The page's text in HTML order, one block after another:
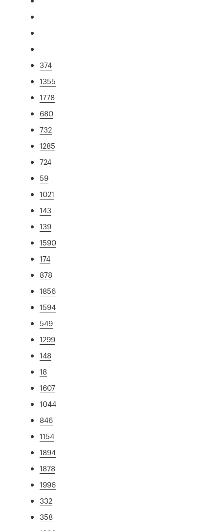
374
1355
1778
680
732
1285
724
59
1021
143
139
1590
174
878
1856
1594
549
1299
148
18
1607
1044
846
1154
1894
1878
1996
332
358